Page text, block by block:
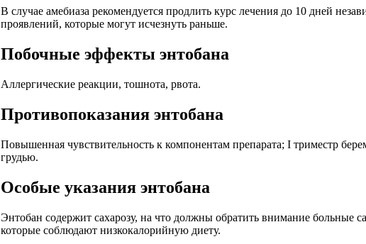
В случае амебиаза рекомендуется продлить курс лечения до 10 дней
проявлений, которые могут исчезнуть раньше.
Побочные эффекты энтобана
Аллергические реакции, тошнота, рвота.
Противопоказания энтобана
Повышенная чувствительность к компонентам препарата; I триместр
грудью.
Особые указания энтобана
Энтобан содержит сахарозу, на что должны обратить внимание больные
которые соблюдают низкокалорийную диету.